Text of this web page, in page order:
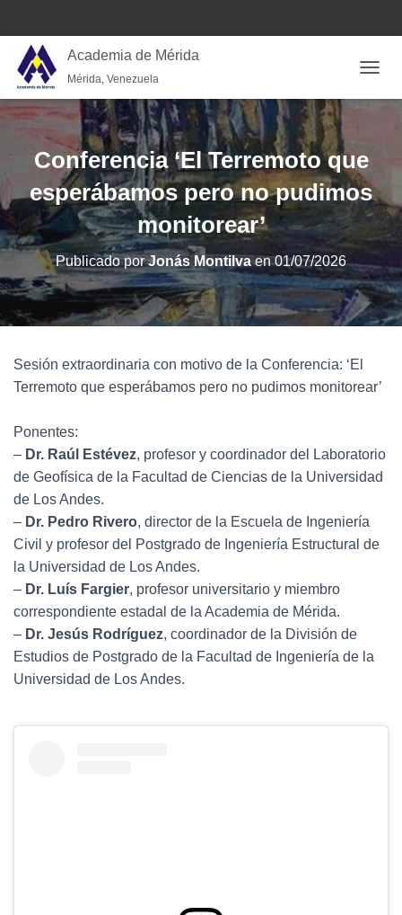
Academia de Mérida
Mérida, Venezuela
Conferencia ‘El Terremoto que
esperábamos pero no pudimos
monitorear’
Publicado porJonás Montilvaen01/07/2026
Sesión extraordinaria con motivo de la Conferencia: ‘El
Terremoto que esperábamos pero no pudimos monitorear’
Ponentes:
– Dr. Raúl Estévez, profesor y coordinador del Laboratorio
de Geofísica de la Facultad de Ciencias de la Universidad
de Los Andes.
– Dr. Pedro Rivero, director de la Escuela de Ingeniería
Civil y profesor del Postgrado de Ingeniería Estructural de
la Universidad de Los Andes.
– Dr. Luís Fargier, profesor universitario y miembro
correspondiente estadal de la Academia de Mérida.
– Dr. Jesús Rodríguez, coordinador de la División de
Estudios de Postgrado de la Facultad de Ingeniería de la
Universidad de Los Andes.